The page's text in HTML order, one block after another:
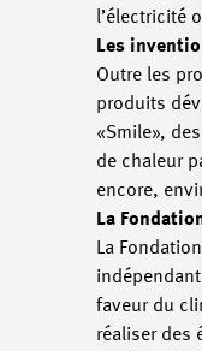
l’électricité
Les
Outre les
produits
«Smile»,
de chaleur
encore,
La
La
faveur du
réaliser des